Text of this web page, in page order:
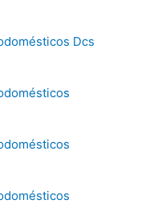
Dcs